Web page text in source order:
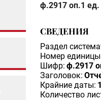
ф.2917 оп.1 ед.
СВЕДЕНИЯ
Раздел
Номер единицы
Шифр: ф.2917
Заголовок:
Крайние даты:
Количество